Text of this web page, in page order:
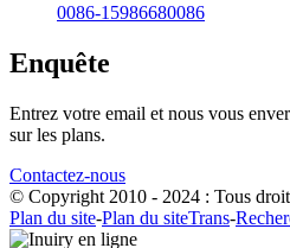
0086-15986680086
Enquête
Entrez votre email et nous vous
sur les plans.
Contactez-nous
© Copyright 2010 - 2024 : Tous
Plan du site-Plan du siteTrans-